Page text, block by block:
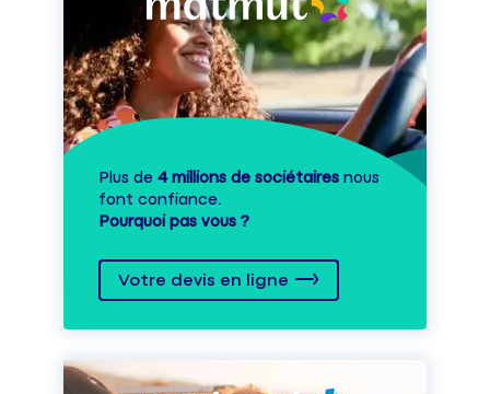
Plus de 4 millions de sociétaires nous
font confiance.
Pourquoi pas vous ?
Votre devis en ligne